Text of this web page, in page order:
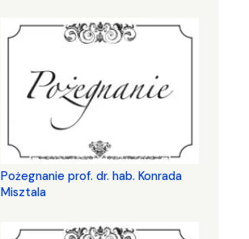
Pożegnanie prof. dr. hab. Konrada
Misztala